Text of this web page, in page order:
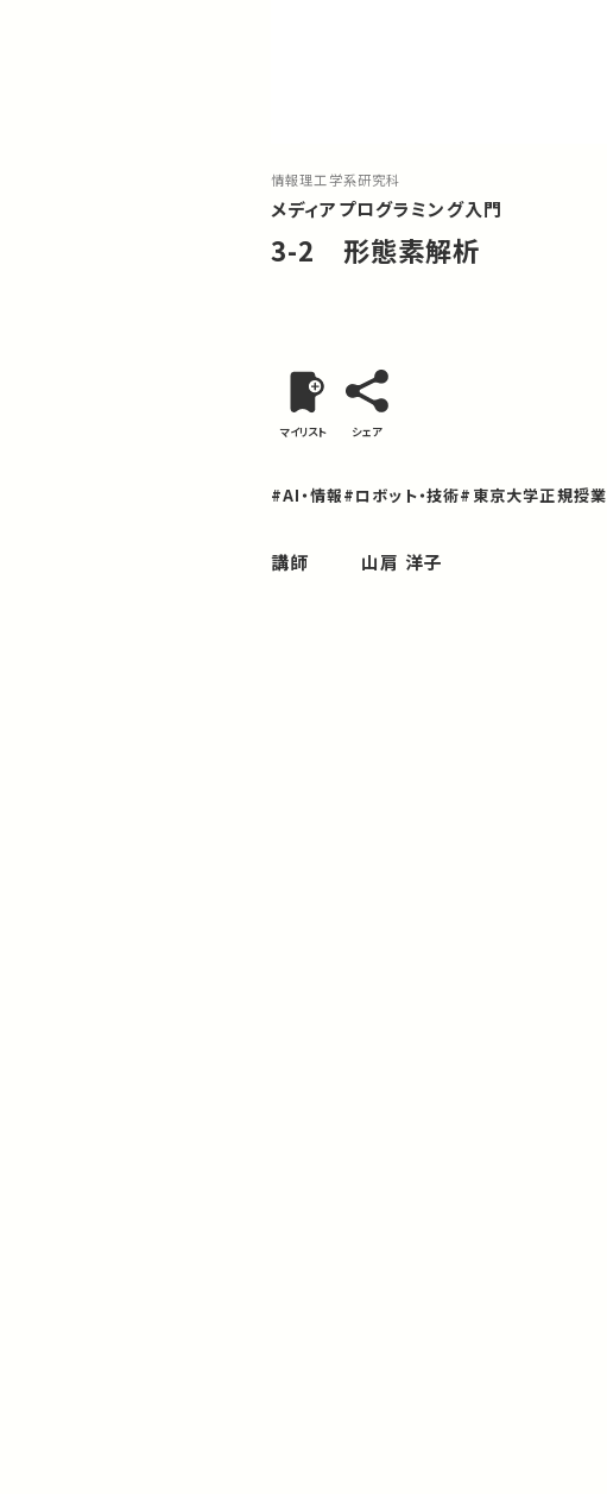
情報理工学系研究科
メディアプログラミング入門
3-2 形態素解析
マイリスト シェア
#AI・情報#ロボット・技術#東京大学正規授業
講師 山肩 洋子